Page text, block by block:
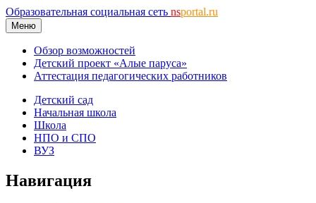
Образовательная социальная сеть nsportal.ru
Меню
Обзор возможностей
Детский проект «Алые паруса»
Аттестация педагогических работников
Детский сад
Начальная школа
Школа
НПО и СПО
ВУЗ
Навигация